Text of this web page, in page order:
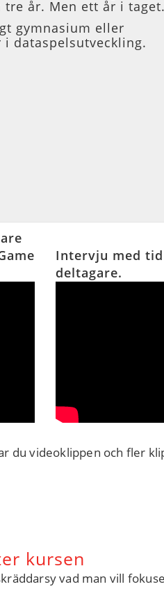
år. Men ett år i taget.
gymnasium eller
i dataspelsutveckling.
Intervju med
deltagare.
du videoklippen och fler
kursen
vad man vill